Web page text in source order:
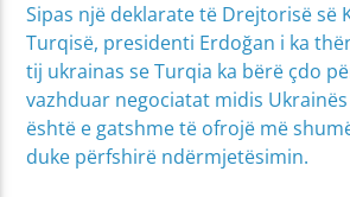
Sipas një deklarate të Drejtorisë së
Turqisë, presidenti Erdoğan i ka
tij ukrainas se Turqia ka bërë çdo
vazhduar negociatat midis
është e gatshme të ofrojë më
duke përfshirë ndërmjetësimin.